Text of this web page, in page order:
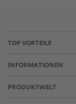
TOP VORTEILE
INFORMATIONEN
PRODUKTWELT